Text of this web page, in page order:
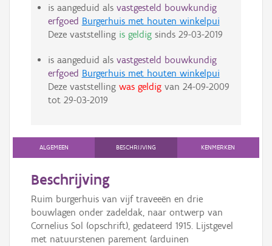
is aangeduid als vastgesteld bouwkundig
erfgoed Burgerhuis met houten winkelpui
Deze vaststelling is geldigsinds 29-03-2019
is aangeduid als vastgesteld bouwkundig
erfgoed Burgerhuis met houten winkelpui
Deze vaststelling was geldigvan 24-09-2009
tot 29-03-2019
ALGEMEEN BESCHRIJVING KENMERKEN
Beschrijving
Ruim burgerhuis van vijf traveeën en drie
bouwlagen onder zadeldak, naar ontwerp van
Cornelius Sol (opschrift), gedateerd 1915. Lijstgevel
met natuurstenen parement (arduinen